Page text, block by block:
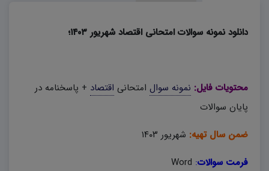
دانلود نمونه سوالات امتحانی اقتصاد شهریور ۱۴۰۳؛
محتویات فایل: نمونه سوال امتحانی اقتصاد + پاسخنامه در
پایان سوالات
ضمن سال تهیه: شهریور ۱۴۰۳
فرمت سوالات: